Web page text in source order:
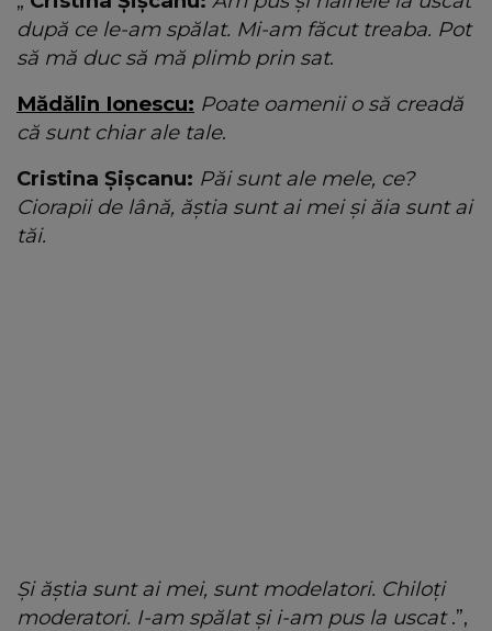
după ce le-am spălat. Mi-am făcut treaba. Pot
să mă duc să mă plimb prin sat.
Mădălin Ionescu: Poate oamenii o să creadă
că sunt chiar ale tale.
Cristina Șișcanu: Păi sunt ale mele, ce?
Ciorapii de lână, ăștia sunt ai mei și ăia sunt ai
tăi.
Și ăștia sunt ai mei, sunt modelatori. Chiloți
moderatori. I-am spălat și i-am pus la uscat.”,